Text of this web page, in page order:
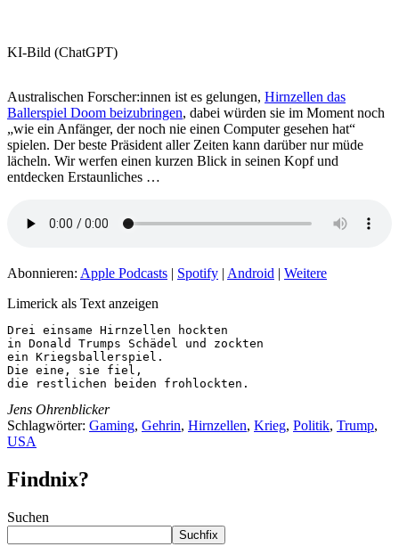
KI-Bild (ChatGPT)
Australischen Forscher:innen ist es gelungen, Hirnzellen das
Ballerspiel Doom beizubringen, dabei würden sie im Moment noch
„wie ein Anfänger, der noch nie einen Computer gesehen hat“
spielen. Der beste Präsident aller Zeiten kann darüber nur müde
lächeln. Wir werfen einen kurzen Blick in seinen Kopf und
entdecken Erstaunliches …
Abonnieren: Apple Podcasts | Spotify | Android | Weitere
Limerick als Text anzeigen
Drei einsame Hirnzellen hockten
in Donald Trumps Schädel und zockten
ein Kriegsballerspiel.
Die eine, sie fiel,
die restlichen beiden frohlockten.
Jens Ohrenblicker
Schlagwörter: Gaming, Gehrin, Hirnzellen, Krieg, Politik, Trump,
USA
Findnix?
Suchen
Suchfix